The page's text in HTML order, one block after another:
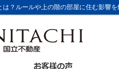
？ルールや上の階の部屋に住む影響